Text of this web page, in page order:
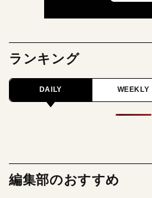
ランキング
DAILY WEEKLY
編集部のおすすめ